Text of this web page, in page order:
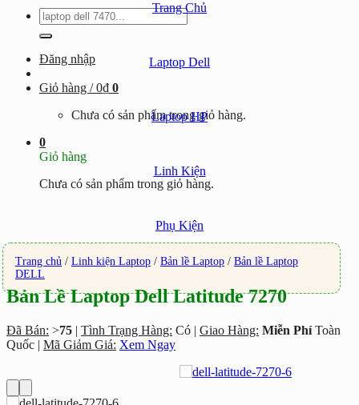
Tìm
kiếm:
Đăng nhập
Giỏ hàng /0₫ 0
Chưa có sản phẩm trong giỏ hàng.
0
Giỏ hàng
Chưa có sản phẩm trong giỏ hàng.
Trang Chủ
Laptop Dell
Laptop HP
Linh Kiện
Phụ Kiện
Trang chủ / Linh kiện Laptop / Bản lề Laptop / Bản lề Laptop
DELL
Bản Lề Laptop Dell Latitude 7270
Đã Bán: >75 | Tình Trạng Hàng: Có | Giao Hàng: Miễn PhíToàn
Quốc | Mã Giảm Giá: Xem Ngay